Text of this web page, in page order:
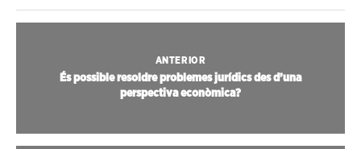
ANTERIOR
És possible resoldre problemes jurídics des d’una
perspectiva econòmica?